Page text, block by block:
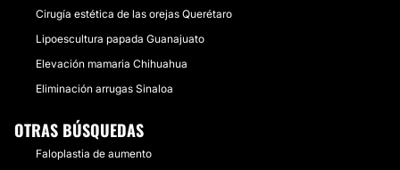
Cirugía estética de las orejas Querétaro
Lipoescultura papada Guanajuato
Elevación mamaria Chihuahua
Eliminación arrugas Sinaloa
OTRAS BÚSQUEDAS
Faloplastia de aumento